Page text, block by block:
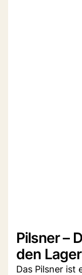
Pilsner –
den
Das Pilsner ist